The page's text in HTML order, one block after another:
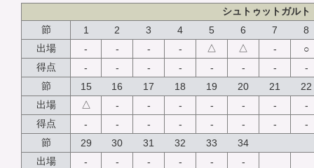
シュトゥットガルト
節
1 2 3 4 5 6 7 8
出場 - - - - △ △ - ○
得点 - - - - - - - -
節 15 16 17 18 19 20 21 22
出場 △ - - - - - - -
得点 - - - - - - - -
節 29 30 31 32 33 34
出場 - - - - - -